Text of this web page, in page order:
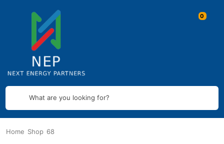
What are you looking for?
Home Shop 68